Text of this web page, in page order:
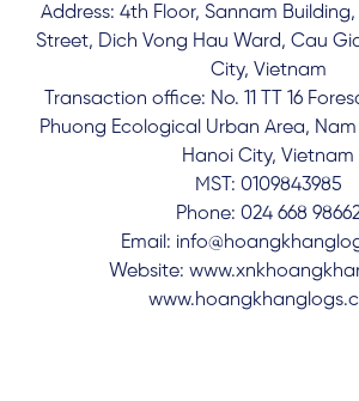
Address: 4th Floor, Sannam Building,
Street, Dich Vong Hau Ward, Cau
City, Vietnam
Transaction office: No. 11 TT 16
Phuong Ecological Urban Area,
Hanoi City, Vietnam
MST: 0109843985
Phone: 024 668
Email:
Website: